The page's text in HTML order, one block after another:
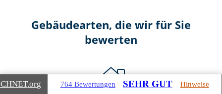
Gebäudearten, die wir für Sie
bewerten
.org 764 Bewertungen SEHR GUT Hinweise